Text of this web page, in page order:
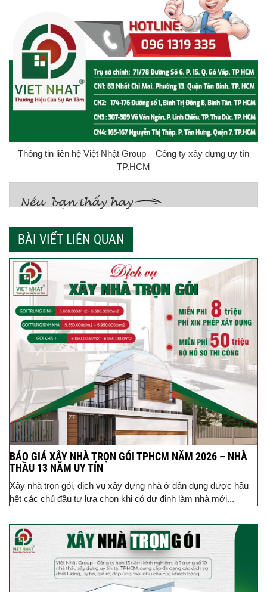
Thông tin liên hệ Việt Nhật Group – Công ty xây dựng uy tín
TP.HCM
BÀI VIẾT LIÊN QUAN
BÁO GIÁ XÂY NHÀ TRỌN GÓI TPHCM NĂM 2026 – NHÀ
THẦU 13 NĂM UY TÍN
Xây nhà trọn gói, dịch vụ xây dựng nhà ở dân dụng được hầu
hết các chủ đầu tư lựa chọn khi có dự định làm nhà mới...